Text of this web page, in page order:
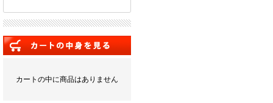
カートの中に商品はありません